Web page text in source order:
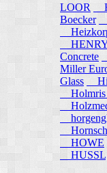
LOOR
Boecker
Concrete
Miller
Glass
Holmris
HOWE
HUSSL